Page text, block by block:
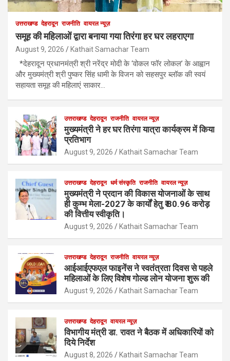
उत्तराखण्ड देहरादून राजनीति वायरल न्यूज़
समूह की महिलाओं द्वारा बनाया गया तिरंगा हर घर लहराएगा
August 9, 2026 Kathait Samachar Team
*देहरादून प्रधानमंत्री श्री नरेंद्र मोदी के ‘वोकल फॉर लोकल’ के आह्वान
और मुख्यमंत्री श्री पुष्कर सिंह धामी के विजन को सहसपुर ब्लॉक की स्वयं
सहायता समूह की महिलाएं साकार…
उत्तराखण्ड देहरादून राजनीति वायरल न्यूज़
मुख्यमंत्री ने हर घर तिरंगा यात्रा कार्यक्रम में किया
प्रतिभाग
August 9, 2026 Kathait Samachar Team
उत्तराखण्ड देहरादून धर्म संस्कृति राजनीति वायरल न्यूज़
मुख्यमंत्री ने प्रदान की विकास योजनाओं के साथ
ही कुम्भ मेला-2027 के कार्यों हेतु ₹ 80.96 करोड़
की वित्तीय स्वीकृति।
August 9, 2026 Kathait Samachar Team
उत्तराखण्ड देहरादून राजनीति वायरल न्यूज़
आईआईएफएल फाइनेंस ने स्वतंत्रता दिवस से पहले
महिलाओं के लिए विशेष गोल्ड लोन योजना शुरू की
August 9, 2026 Kathait Samachar Team
उत्तराखण्ड देहरादून वायरल न्यूज़
विभागीय मंत्री डा. रावत ने बैठक में अधिकारियों को
दिये निर्देश
August 8, 2026 Kathait Samachar Team